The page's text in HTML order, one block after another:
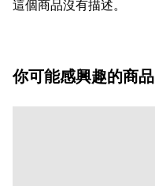
這個商品沒有描述。
你可能感興趣的商品